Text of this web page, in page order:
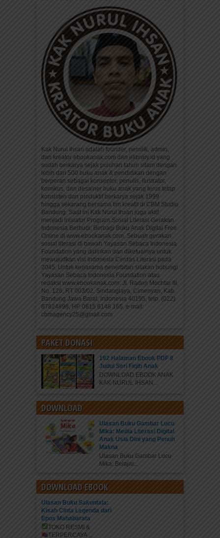
Kak Nurul Ihsan adalah founder, pemilik, admin,
dan kreator ebookanak.com dan elibrary.id yang
sudah berkarya sejak puluhan tahun silam dengan
lebih dari 500 buku anak & pendidikan dengan
berperan sebagai konseptor, penulis, ilustrator,
komikus, dan desainer buku anak yang terus tetap
konsisten dan produktif berkarya sejak 1999
hingga sekarang bersama tim kreatif di CBM Studio
Bandung. Saat ini Kak Nurul Ihsan juga aktif
menjadi inisiator Program Sosial Literasi Gerakan
Indonesia Berbudi: Berbagi Buku Anak Digital Free
Online di www.ebookanak.com. Sebuah gerakan
sosial literasi di bawah Yayasan Sebaca Indonesia
Foundation yang didirikan dan diketuainya untuk
mewujudkan visi Indonesia Cerdas Literasi pada
2045. Untuk kerjasama penerbitan silakan hubungi
Yayasan Sebaca Indonesia Foundation atau
redaksi www.ebookanak.com: Jl. Raden Mochtar III,
No. 126, RT 003/02, Sindanglaya, Cimenyan, Kab.
Bandung Jawa Barat, Indonesia 40195, telp. (022)
87824898, HP. 0815 6148 165. e-mail:
cbmagency25@gmail.com
PAKET DONASI
192 Halaman Ebook PDF 8
Judul Seri Fiqih Anak
DOWNLOAD EBOOK ANAK
KAK NURUL IHSAN...
DOWNLOAD
Ulasan Buku Gambar Lucu
Mika: Media Literasi Digital
Anak Usia Dini yang Penuh
Makna
Ulasan Buku Gambar Lucu
Mika: Belajar...
DOWNLOAD EBOOK
Ulasan Buku Sakuntala:
Kisah Cinta Legenda dari
Epos Mahabarata
TOKO RESMI &
TERPERCAYA ...